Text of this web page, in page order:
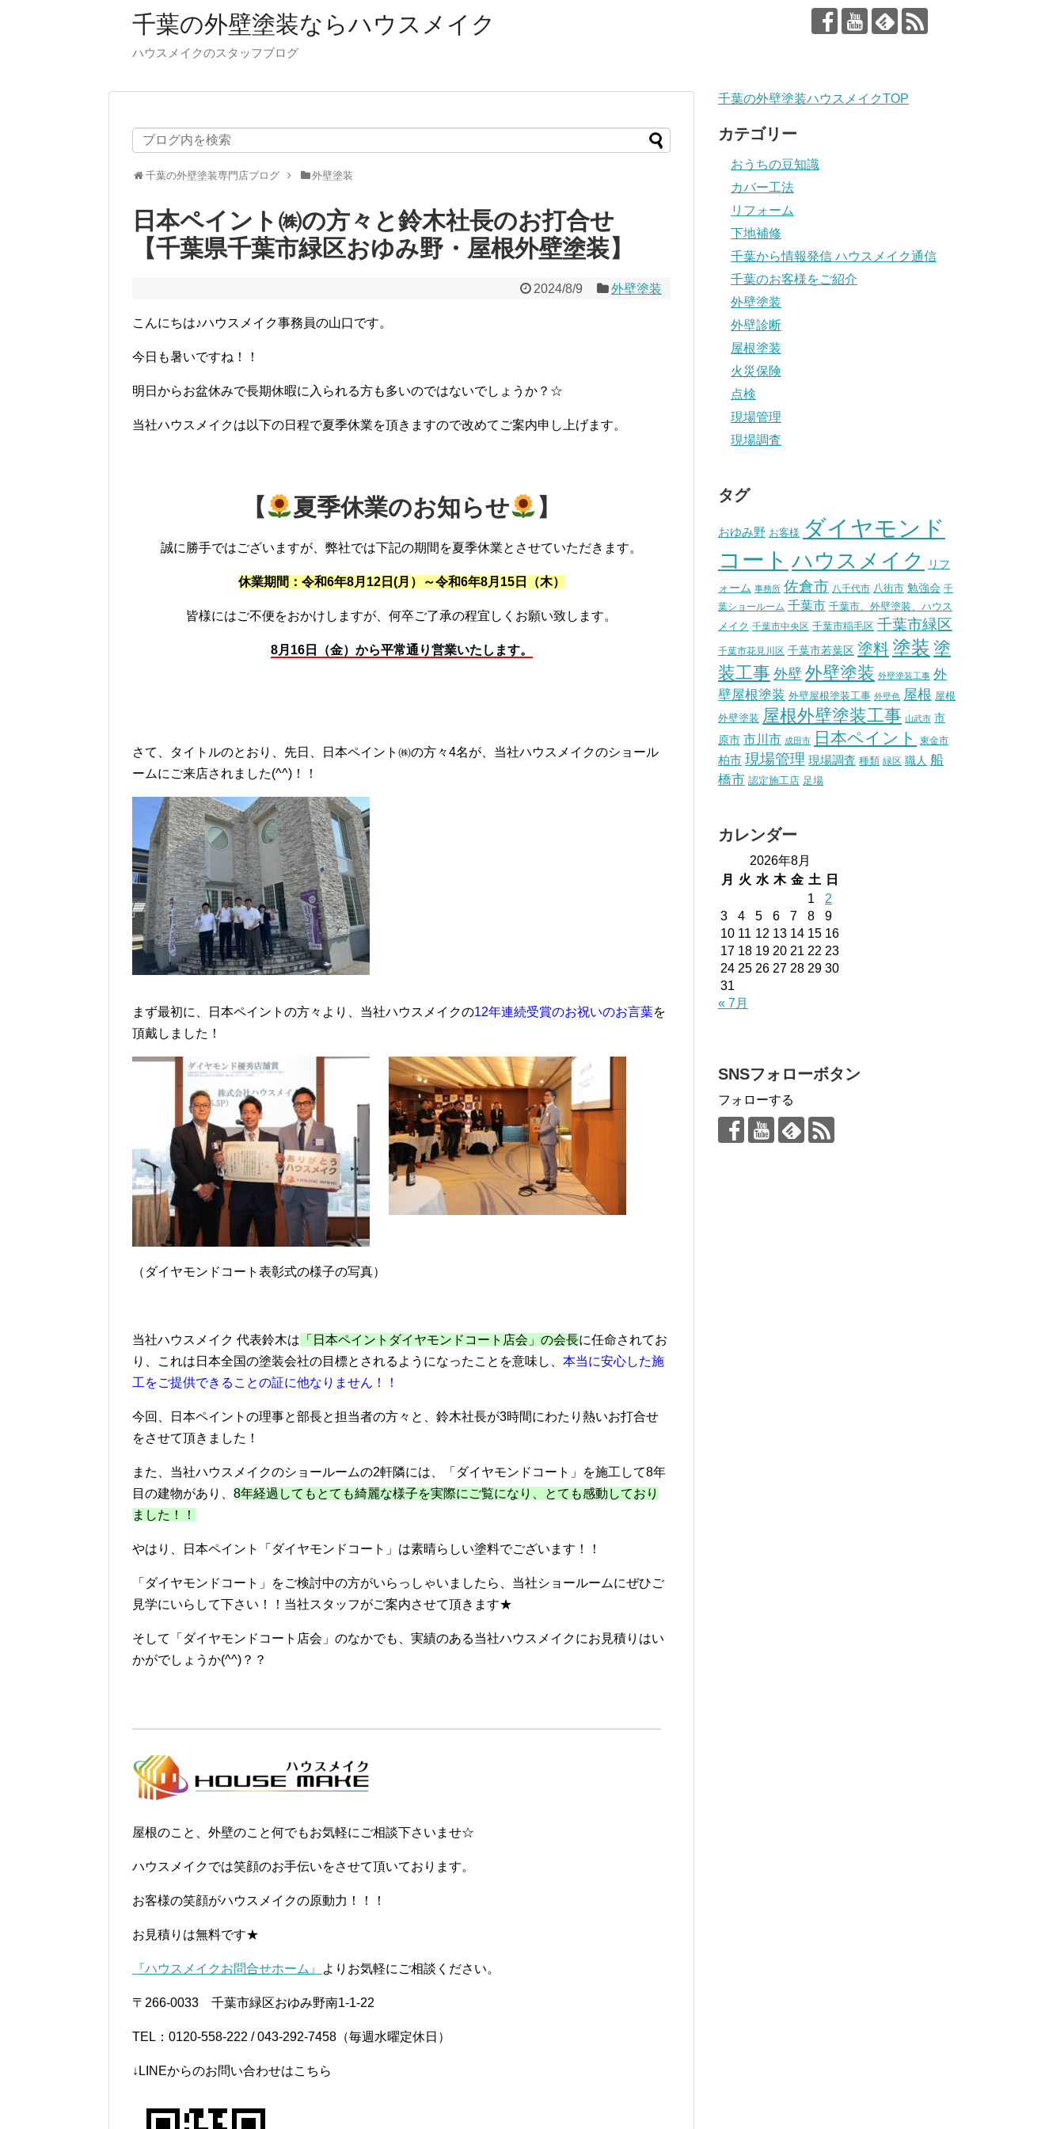
千葉の外壁塗装ならハウスメイク
ハウスメイクのスタッフブログ
千葉の外壁塗装専門店ブログ 外壁塗装
日本ペイント㈱の方々と鈴木社長のお打合せ
【千葉県千葉市緑区おゆみ野・屋根外壁塗装】
2024/8/9 外壁塗装
こんにちは♪ハウスメイク事務員の山口です。
今日も暑いですね！！
明日からお盆休みで長期休暇に入られる方も多いのではないでしょうか？☆
当社ハウスメイクは以下の日程で夏季休業を頂きますので改めてご案内申し上げます。
【 夏季休業のお知らせ 】
誠に勝手ではございますが、弊社では下記の期間を夏季休業とさせていただきます。
休業期間：令和6年8月12日(月）～令和6年8月15日（木）
皆様にはご不便をおかけしますが、何卒ご了承の程宜しくお願い致します。
8月16日（金）から平常通り営業いたします。
さて、タイトルのとおり、先日、日本ペイント㈱の方々4名が、当社ハウスメイクのショール
ームにご来店されました(^^)！！
まず最初に、日本ペイントの方々より、当社ハウスメイクの12年連続受賞のお祝いのお言葉を
頂戴しました！
（ダイヤモンドコート表彰式の様子の写真）
当社ハウスメイク 代表鈴木は 「日本ペイントダイヤモンドコート店会」の会長に任命されてお
り、これは日本全国の塗装会社の目標とされるようになったことを意味し、 本当に安心した施
工をご提供できることの証に他なりません！！
今回、日本ペイントの理事と部長と担当者の方々と、鈴木社長が3時間にわたり熱いお打合せ
をさせて頂きました！
また、当社ハウスメイクのショールームの2軒隣には、「ダイヤモンドコート」を施工して8年
目の建物があり、 8年経過してもとても綺麗な様子を実際にご覧になり、とても感動しており
ました！！
やはり、日本ペイント「ダイヤモンドコート」は素晴らしい塗料でございます！！
「ダイヤモンドコート」をご検討中の方がいらっしゃいましたら、当社ショールームにぜひご
見学にいらして下さい！！当社スタッフがご案内させて頂きます★
そして「ダイヤモンドコート店会」のなかでも、実績のある当社ハウスメイクにお見積りはい
かがでしょうか(^^)？？
屋根のこと、外壁のこと何でもお気軽にご相談下さいませ☆
ハウスメイクでは笑顔のお手伝いをさせて頂いております。
お客様の笑顔がハウスメイクの原動力！！！
お見積りは無料です★
『ハウスメイクお問合せホーム』 よりお気軽にご相談ください。
〒266-0033 千葉市緑区おゆみ野南1-1-22
TEL：0120-558-222 / 043-292-7458（毎週水曜定休日）
↓LINEからのお問い合わせはこちら
千葉の外壁塗装ハウスメイクTOP
カテゴリー
おうちの豆知識
カバー工法
リフォーム
下地補修
千葉から情報発信 ハウスメイク通信
千葉のお客様をご紹介
外壁塗装
外壁診断
屋根塗装
火災保険
点検
現場管理
現場調査
タグ
おゆみ野 お客様 ダイヤモンド
コート ハウスメイク
リフ
ォーム 事務所 佐倉市 八千代市 八街市 勉強会 千
葉ショールーム 千葉市 千葉市、外壁塗装、ハウス
メイク 千葉市中央区 千葉市稲毛区 千葉市緑区
千葉市花見川区 千葉市若葉区 塗料塗装 塗
装工事 外壁 外壁塗装 外壁塗装工事 外
壁屋根塗装 外壁屋根塗装工事 外壁色 屋根 屋根
外壁塗装 屋根外壁塗装工事 山武市 市
原市 市川市 成田市 日本ペイント 東金市
柏市 現場管理 現場調査 種類 緑区 職人 船
橋市 認定施工店 足場
カレンダー
2026年8月
月
火 水 木 金 土
日
1
2
3
4 5 6 7 8
9
10 11 12 13 14 15 16
17 18 19 20 21 22 23
24 25 26 27 28 29 30
31
« 7月
SNSフォローボタン
フォローする